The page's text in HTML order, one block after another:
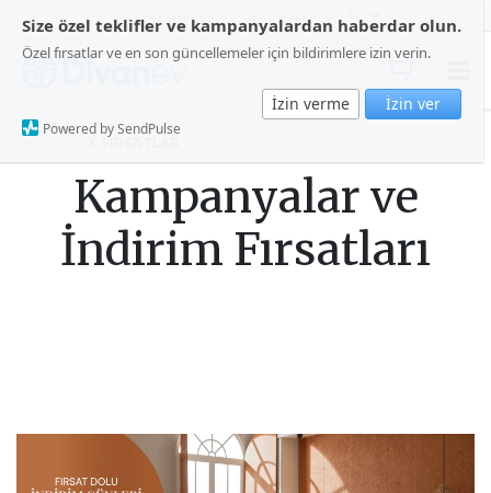
Size özel teklifler ve kampanyalardan haberdar olun.
Özel fırsatlar ve en son güncellemeler için bildirimlere izin verin.
İzin verme İzin ver
Powered by SendPulse
Kampanyalar ve
İndirim Fırsatları